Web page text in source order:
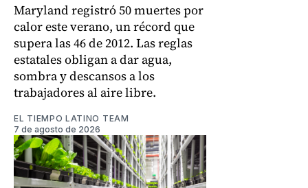
Maryland registró 50 muertes por
calor este verano, un récord que
supera las 46 de 2012. Las reglas
estatales obligan a dar agua,
sombra y descansos a los
trabajadores al aire libre.
EL TIEMPO LATINO TEAM
7 de agosto de 2026